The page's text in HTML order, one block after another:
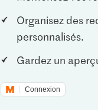
Organisez des
personnalisés.
Gardez un
Connexion